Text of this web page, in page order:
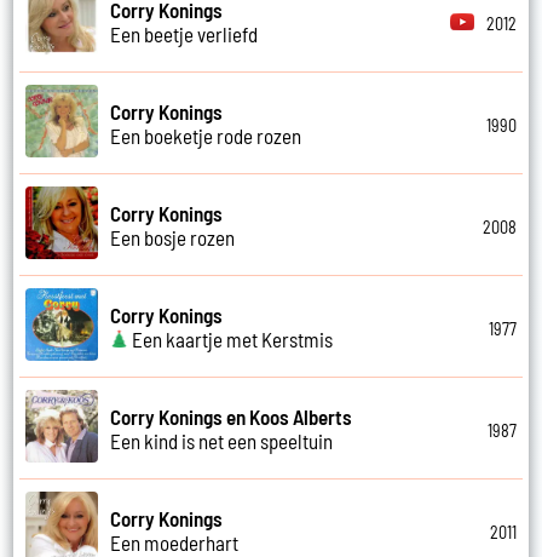
Corry Konings
Een beetje verliefd
2012
Corry Konings
Een boeketje rode rozen
1990
Corry Konings
Een bosje rozen
2008
Corry Konings
Een kaartje met Kerstmis
1977
Corry Konings en Koos Alberts
Een kind is net een speeltuin
1987
Corry Konings
Een moederhart
2011